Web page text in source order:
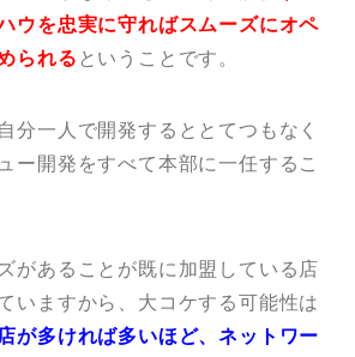
ウを忠実に守ればスムーズにオペ
られる ということです。
分一人で開発するととてつもなく
ー開発をすべて本部に一任するこ
があることが既に加盟している店
いますから、大コケする可能性は
が多ければ多いほど、ネットワー